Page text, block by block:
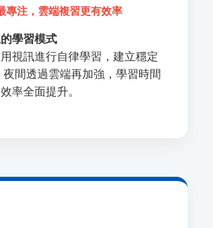
專注，雲端複習更有效率
學習模式
視訊進行自律學習，建立穩定
夜間透過雲端再加強，學習時間
率全面提升。